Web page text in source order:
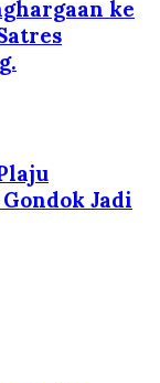
ke
Jadi